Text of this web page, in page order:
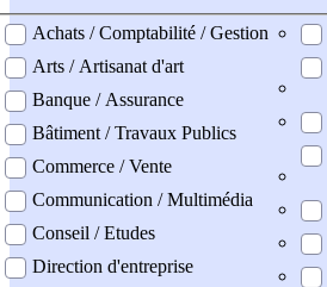
professionel
Achats / Comptabilité / Gestion
Arts / Artisanat d'art
Banque / Assurance
Bâtiment / Travaux Publics
Commerce / Vente
Communication / Multimédia
Conseil / Etudes
Direction d'entreprise